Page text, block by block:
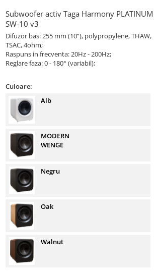
Subwoofer activ Taga Harmony PLATINUM
SW-10 v3
Difuzor bas: 255 mm (10”), polypropylene, THAW,
TSAC, 4ohm;
Raspuns in frecventa: 20Hz - 200Hz;
Reglare faza: 0 - 180° (variabil);
Culoare:
Alb
MODERN
WENGE
Negru
Oak
Walnut